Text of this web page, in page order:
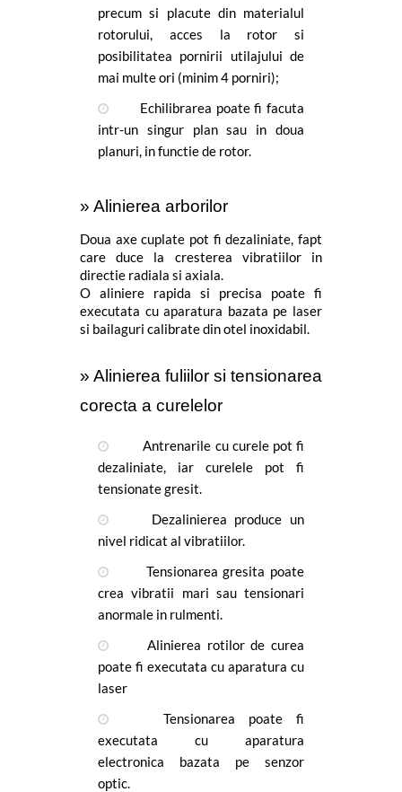
precum si placute din materialul
rotorului, acces la rotor si
posibilitatea pornirii utilajului de
mai multe ori (minim 4 porniri);
Echilibrarea poate fi facuta
intr-un singur plan sau in doua
planuri, in functie de rotor.
» Alinierea arborilor
Doua axe cuplate pot fi dezaliniate, fapt
care duce la cresterea vibratiilor in
directie radiala si axiala.
O aliniere rapida si precisa poate fi
executata cu aparatura bazata pe laser
si bailaguri calibrate din otel inoxidabil.
» Alinierea fuliilor si tensionarea
corecta a curelelor
Antrenarile cu curele pot fi
dezaliniate, iar curelele pot fi
tensionate gresit.
Dezalinierea produce un
nivel ridicat al vibratiilor.
Tensionarea gresita poate
crea vibratii mari sau tensionari
anormale in rulmenti.
Alinierea rotilor de curea
poate fi executata cu aparatura cu
laser
Tensionarea poate fi
executata cu aparatura
electronica bazata pe senzor
optic.